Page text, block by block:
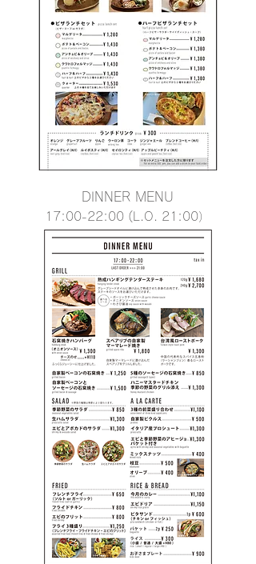
DINNER MENU
17:00-22:00 (L.O . 21:00）